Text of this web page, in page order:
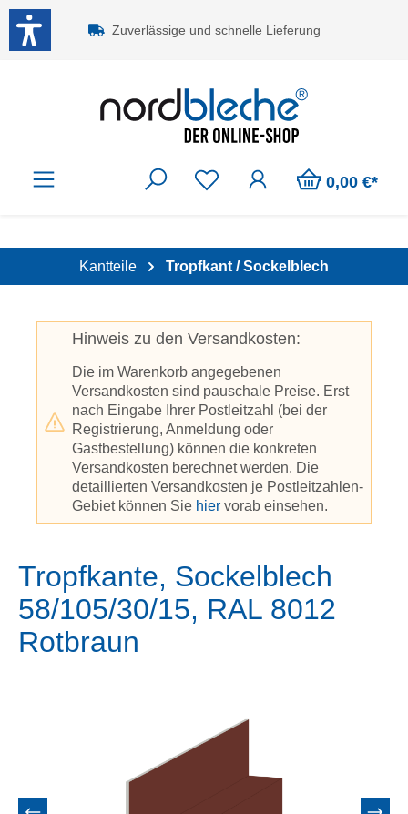
Zum Hauptinhalt springen
Zuverlässige und schnelle Lieferung
0,00 €*
Kantteile Tropfkant / Sockelblech
Hinweis zu den Versandkosten:
Die im Warenkorb angegebenen
Versandkosten sind pauschale Preise. Erst
nach Eingabe Ihrer Postleitzahl (bei der
Registrierung, Anmeldung oder
Gastbestellung) können die konkreten
Versandkosten berechnet werden. Die
detaillierten Versandkosten je Postleitzahlen-
Gebiet können Sie hier vorab einsehen.
Tropfkante, Sockelblech
58/105/30/15, RAL 8012
Rotbraun